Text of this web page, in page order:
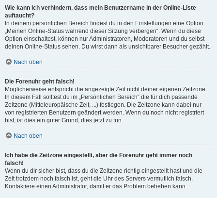
Wie kann ich verhindern, dass mein Benutzername in der Online-Liste
auftaucht?
In deinem persönlichen Bereich findest du in den Einstellungen eine Option
„Meinen Online-Status während dieser Sitzung verbergen“. Wenn du diese
Option einschaltest, können nur Administratoren, Moderatoren und du selbst
deinen Online-Status sehen. Du wirst dann als unsichtbarer Besucher gezählt.
Nach oben
Die Forenuhr geht falsch!
Möglicherweise entspricht die angezeigte Zeit nicht deiner eigenen Zeitzone.
In diesem Fall solltest du im „Persönlichen Bereich“ die für dich passende
Zeitzone (Mitteleuropäische Zeit, ...) festlegen. Die Zeitzone kann dabei nur
von registrierten Benutzern geändert werden. Wenn du noch nicht registriert
bist, ist dies ein guter Grund, dies jetzt zu tun.
Nach oben
Ich habe die Zeitzone eingestellt, aber die Forenuhr geht immer noch
falsch!
Wenn du dir sicher bist, dass du die Zeitzone richtig eingestellt hast und die
Zeit trotzdem noch falsch ist, geht die Uhr des Servers vermutlich falsch.
Kontaktiere einen Administrator, damit er das Problem beheben kann.